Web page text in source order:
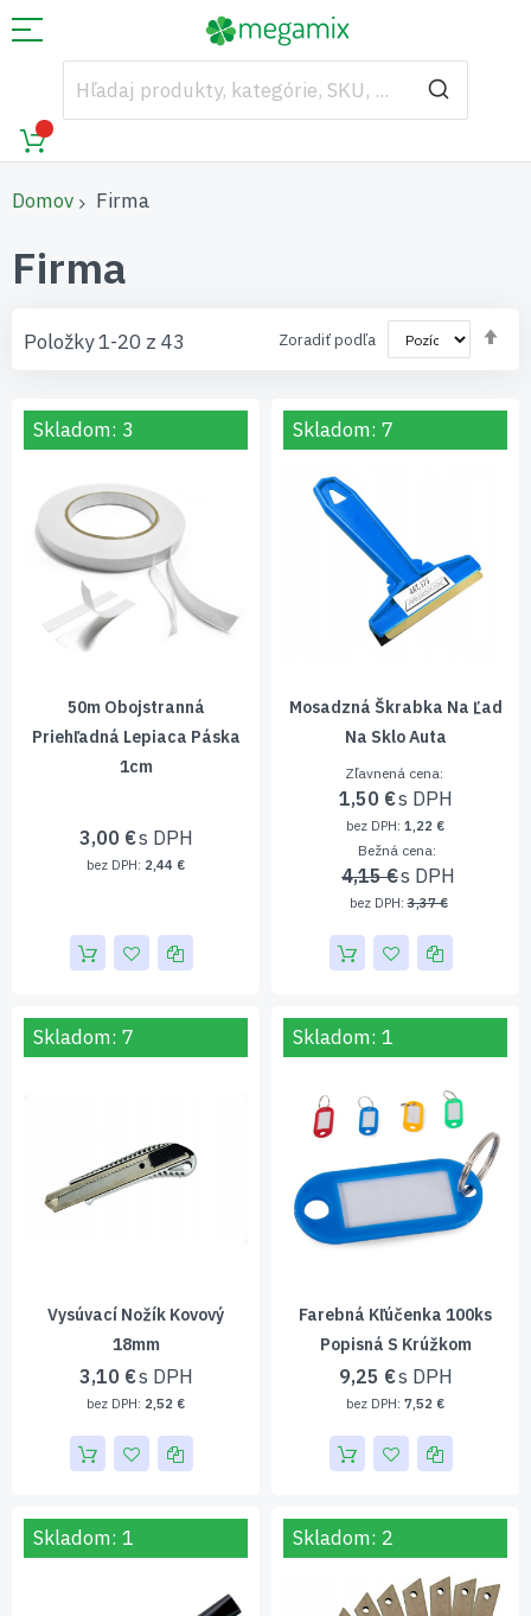
Domov Firma
Firma
Položky1-20 z 43 Zoradiť podľa
Skladom: 3
50m Obojstranná
Priehľadná Lepiaca Páska
1cm
3,00 €
2,44 €
Skladom: 7
Mosadzná Škrabka Na Ľad
Na Sklo Auta
Zľavnená cena
1,50 €
1,22 €
Bežná cena
4,15 €
3,37 €
Skladom: 7
Vysúvací Nožík Kovový
18mm
3,10 €
2,52 €
Skladom: 1
Farebná Kľúčenka 100ks
Popisná S Krúžkom
9,25 €
7,52 €
Skladom: 1 Skladom: 2